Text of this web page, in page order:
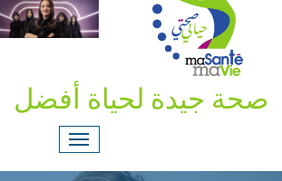
صحة جيدة لحياة أفضل